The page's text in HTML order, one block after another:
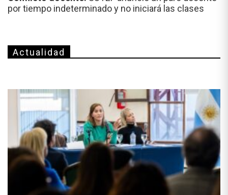
por tiempo indeterminado y no iniciará las clases
Actualidad